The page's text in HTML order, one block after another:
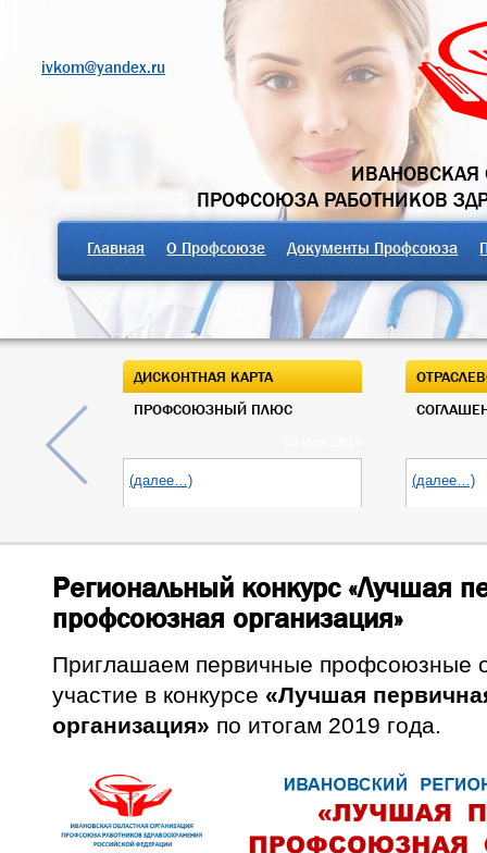
ivkom@yandex.ru
ИВАНОВСКАЯ
ПРОФСОЮЗА РАБОТНИКОВ
Главная О Профсоюзе Документы Профсоюза
ДИСКОНТНАЯ КАРТА
ПРОФСОЮЗНЫЙ ПЛЮС
(далее…) (далее…)
Региональный конкурс «Лучшая
профсоюзная организация»
Приглашаем первичные профсоюзные
участие в конкурсе «Лучшая
организация» по итогам 2019 года.